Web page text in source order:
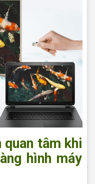
quan tâm khi
hình máy